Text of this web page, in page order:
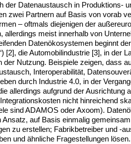
der Datenaustausch in Produktions-
zwei Partnern auf Basis von vorab
– oftmals diejenigen der
allerdings meist innerhalb von
Datenökosystemen beginnt
[2], die Automobilindustrie [3], in
der Nutzung. Beispiele zeigen, dass
Interoperabilität,
durch Industrie 4.0, in der
allerdings aufgrund der Ausrichtung
nicht hinreichend
sind ADAMOS oder Axoom).
auf Basis einmalig
zu erstellen; Fabrikbetreiber und -
und ähnliche Fragestellungen